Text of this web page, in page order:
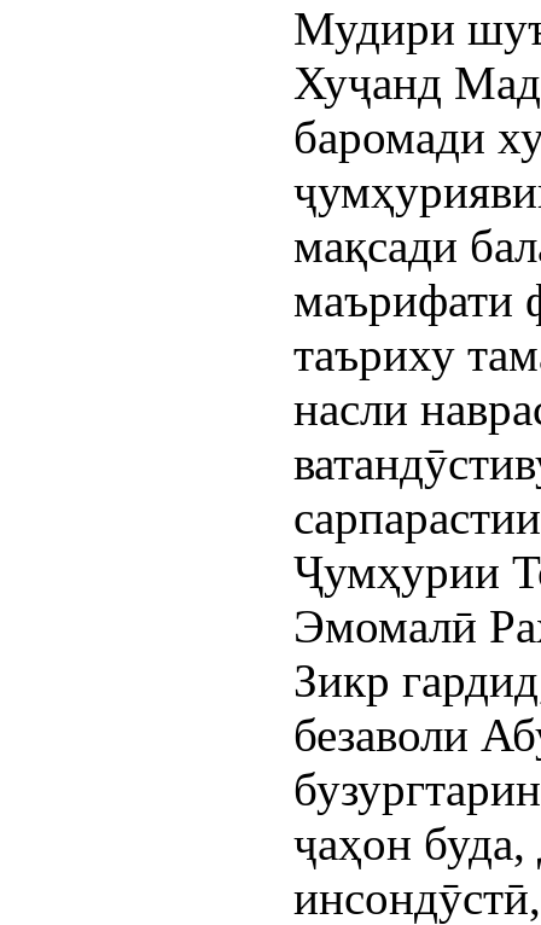
Мудири
Хуҷанд
баромади
мақсади
маърифати
таъриху
насли
Ҷумҳурии
Эмомалӣ
Зикр
безаволи
ҷаҳон